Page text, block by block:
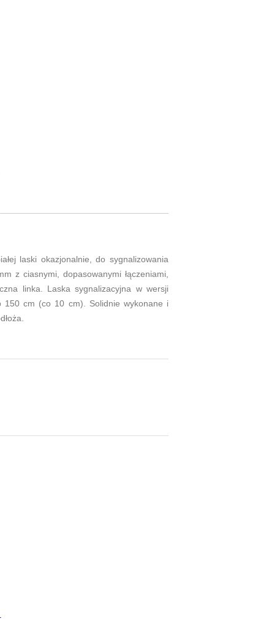
laski okazjonalnie, do sygnalizowania
z ciasnymi, dopasowanymi łączeniami,
linka. Laska sygnalizacyjna w wersji
150 cm (co 10 cm). Solidnie wykonane i